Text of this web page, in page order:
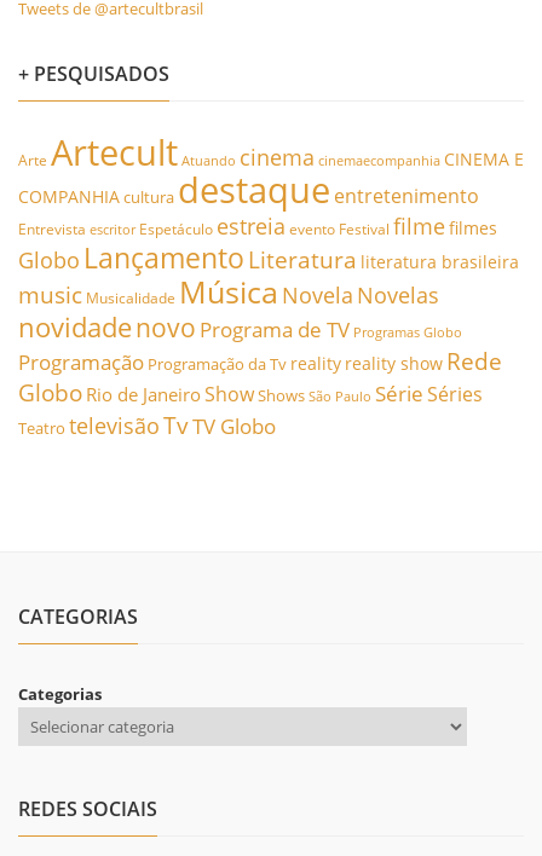
Tweets de @artecultbrasil
+ PESQUISADOS
Arte Artecult Atuando cinema cinemaecompanhia CINEMA E
COMPANHIAcultura destaque entretenimento
Entrevista escritor Espetáculo estreia evento Festival filmefilmes
Globo Lançamento Literatura literatura brasileira
music Musicalidade Música Novela Novelas
novidadenovo Programa de TV Programas Globo
Programação Programação da Tv reality reality show Rede
Globo Rio de JaneiroShowShows São Paulo SérieSéries
Teatro televisãoTvTV Globo
CATEGORIAS
Categorias
REDES SOCIAIS